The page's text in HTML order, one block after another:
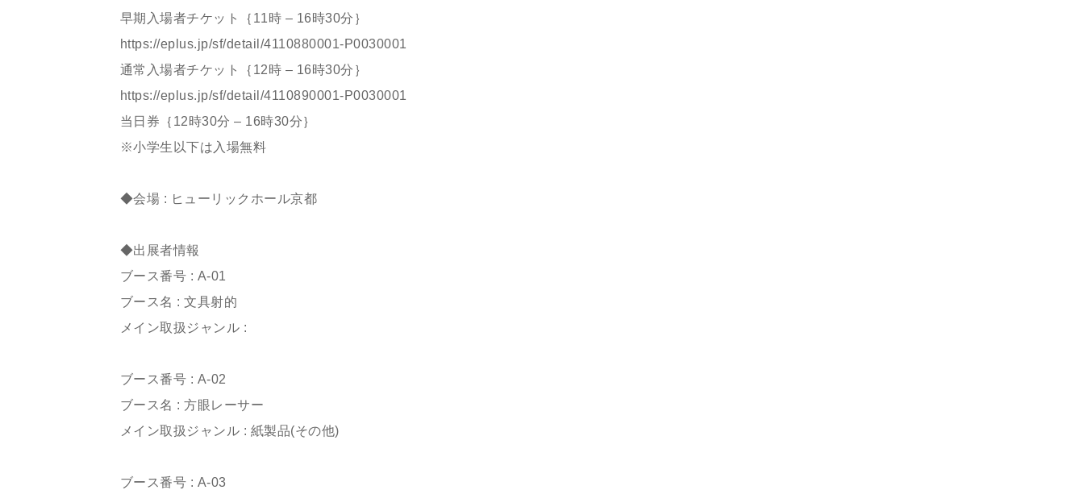
早期入場者チケット｛11時 – 16時30分｝
https://eplus.jp/sf/detail/4110880001-P0030001
通常入場者チケット｛12時 – 16時30分｝
https://eplus.jp/sf/detail/4110890001-P0030001
当日券｛12時30分 – 16時30分｝
※小学生以下は入場無料
◆会場 : ヒューリックホール京都
◆出展者情報
ブース番号 : A-01
ブース名 : 文具射的
メイン取扱ジャンル :
ブース番号 : A-02
ブース名 : 方眼レーサー
メイン取扱ジャンル : 紙製品(その他)
ブース番号 : A-03